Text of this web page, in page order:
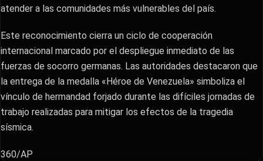
atender a las comunidades más vulnerables del país.
​Este reconocimiento cierra un ciclo de cooperación
internacional marcado por el despliegue inmediato de las
fuerzas de socorro germanas. Las autoridades destacaron que
la entrega de la medalla «Héroe de Venezuela» simboliza el
vínculo de hermandad forjado durante las difíciles jornadas de
trabajo realizadas para mitigar los efectos de la tragedia
sísmica.
360/AP